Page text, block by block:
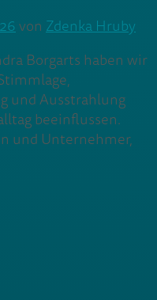
von Zdenka Hruby
Borgarts haben wir
und Ausstrahlung
beeinflussen.
und Unternehmer,